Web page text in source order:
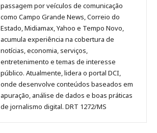
passagem por veículos de comunicação
como Campo Grande News, Correio do
Estado, Midiamax, Yahoo e Tempo Novo,
acumula experiência na cobertura de
notícias, economia, serviços,
entretenimento e temas de interesse
público. Atualmente, lidera o portal DCI,
onde desenvolve conteúdos baseados em
apuração, análise de dados e boas práticas
de jornalismo digital. DRT 1272/MS